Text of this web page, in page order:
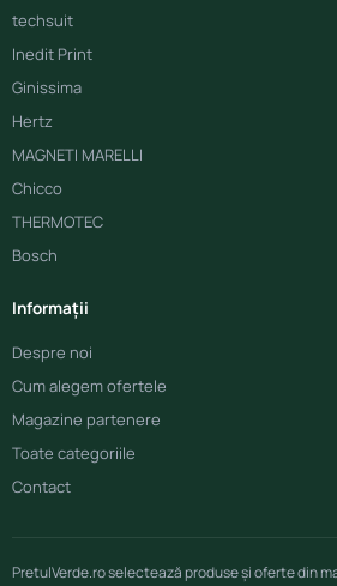
techsuit
Inedit Print
Ginissima
Hertz
MAGNETI MARELLI
Chicco
THERMOTEC
Bosch
Informații
Despre noi
Cum alegem ofertele
Magazine partenere
Toate categoriile
Contact
PretulVerde.ro selectează produse și oferte din